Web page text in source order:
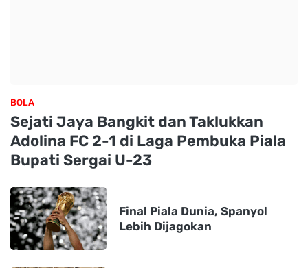
BOLA
Sejati Jaya Bangkit dan Taklukkan
Adolina FC 2-1 di Laga Pembuka Piala
Bupati Sergai U-23
Final Piala Dunia, Spanyol
Lebih Dijagokan